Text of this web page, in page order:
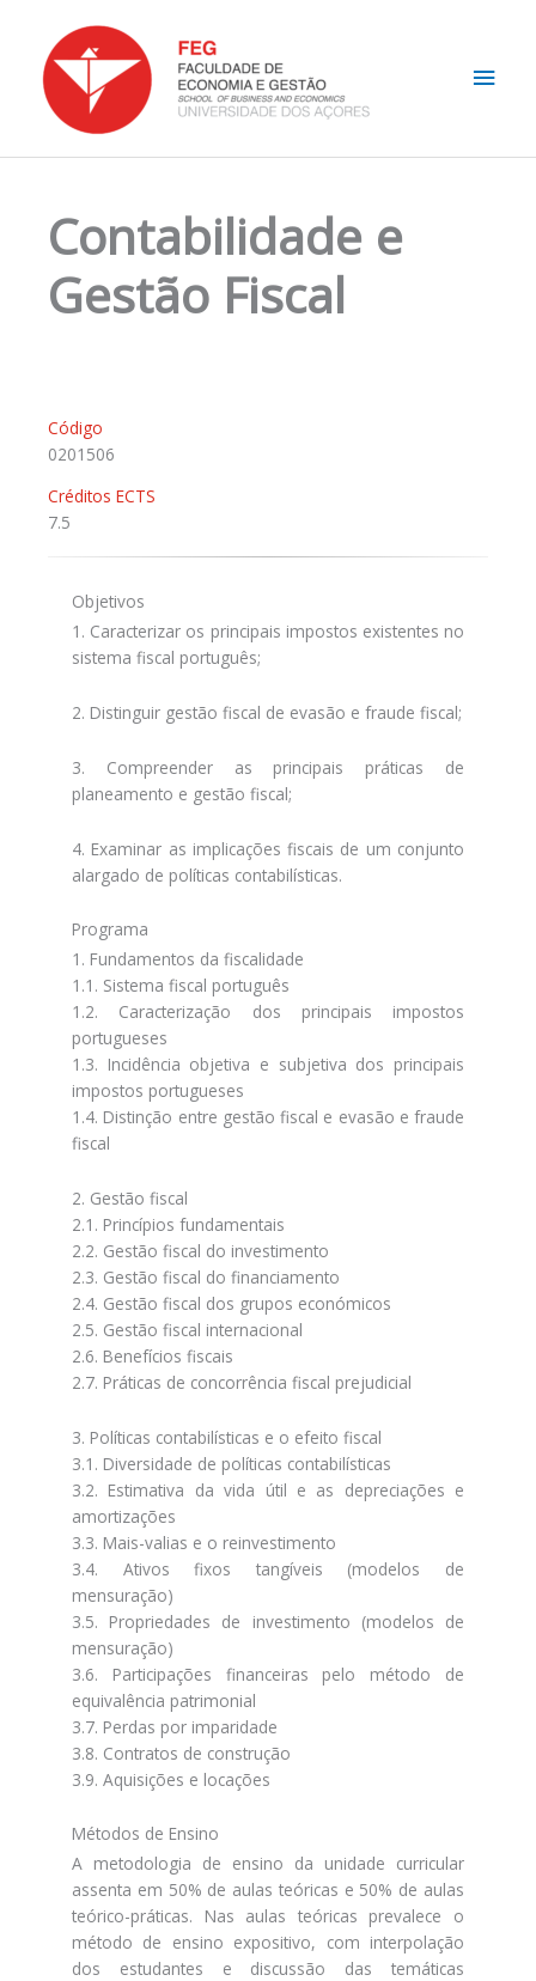
content
Contabilidade e
Gestão Fiscal
Código
0201506
Créditos ECTS
7.5
Objetivos
1. Caracterizar os principais impostos existentes no
sistema fiscal português;
2. Distinguir gestão fiscal de evasão e fraude fiscal;
3. Compreender as principais práticas de
planeamento e gestão fiscal;
4. Examinar as implicações fiscais de um conjunto
alargado de políticas contabilísticas.
Programa
1. Fundamentos da fiscalidade
1.1. Sistema fiscal português
1.2. Caracterização dos principais impostos
portugueses
1.3. Incidência objetiva e subjetiva dos principais
impostos portugueses
1.4. Distinção entre gestão fiscal e evasão e fraude
fiscal
2. Gestão fiscal
2.1. Princípios fundamentais
2.2. Gestão fiscal do investimento
2.3. Gestão fiscal do financiamento
2.4. Gestão fiscal dos grupos económicos
2.5. Gestão fiscal internacional
2.6. Benefícios fiscais
2.7. Práticas de concorrência fiscal prejudicial
3. Políticas contabilísticas e o efeito fiscal
3.1. Diversidade de políticas contabilísticas
3.2. Estimativa da vida útil e as depreciações e
amortizações
3.3. Mais-valias e o reinvestimento
3.4. Ativos fixos tangíveis (modelos de
mensuração)
3.5. Propriedades de investimento (modelos de
mensuração)
3.6. Participações financeiras pelo método de
equivalência patrimonial
3.7. Perdas por imparidade
3.8. Contratos de construção
3.9. Aquisições e locações
Métodos de Ensino
A metodologia de ensino da unidade curricular
assenta em 50% de aulas teóricas e 50% de aulas
teórico-práticas. Nas aulas teóricas prevalece o
método de ensino expositivo, com interpolação
dos estudantes e discussão das temáticas